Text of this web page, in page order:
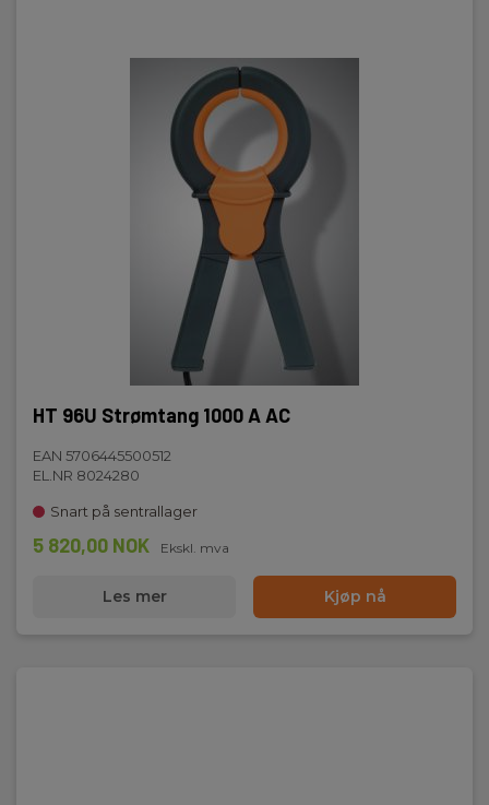
HT 96U Strømtang 1000 A AC
EAN 5706445500512
EL.NR 8024280
Snart på sentrallager
5 820,00 NOK Ekskl. mva
Les mer Kjøp nå